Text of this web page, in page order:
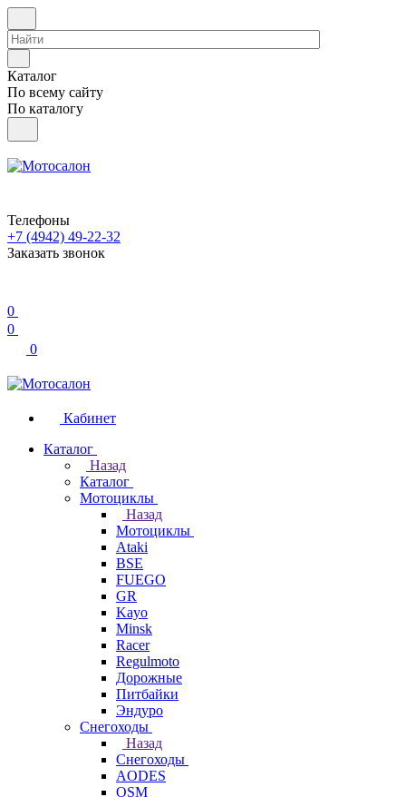
Каталог
По всему сайту
По каталогу
Телефоны
+7 (4942) 49-22-32
Заказать звонок
0
0
0
Кабинет
Каталог
Назад
Каталог
Мотоциклы
Назад
Мотоциклы
Ataki
BSE
FUEGO
GR
Kayo
Minsk
Racer
Regulmoto
Дорожные
Питбайки
Эндуро
Снегоходы
Назад
Снегоходы
AODES
OSM